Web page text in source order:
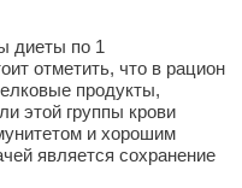
диеты по 1
отметить, что в рацион
продукты,
этой группы крови
и хорошим
является сохранение